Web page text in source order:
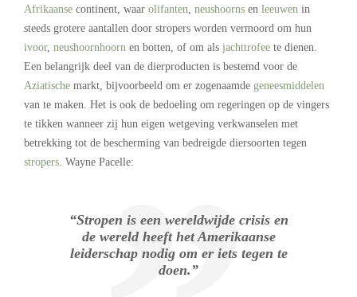
Afrikaanse continent, waar olifanten neushoorns en leeuwen in
steeds grotere aantallen door stropers worden vermoord om hun
ivoor, neushoornhoorn en botten, of om als jachttrofee te dienen.
Een belangrijk deel van de dierproducten is bestemd voor de
Aziatische markt, bijvoorbeeld om er zogenaamde geneesmiddelen
van te maken. Het is ook de bedoeling om regeringen op de vingers
te tikken wanneer zij hun eigen wetgeving verkwanselen met
betrekking tot de bescherming van bedreigde diersoorten tegen
stropers . Wayne Pacelle:
“Stropen is een wereldwijde crisis en
de wereld heeft het Amerikaanse
leiderschap nodig om er iets tegen te
doen.”